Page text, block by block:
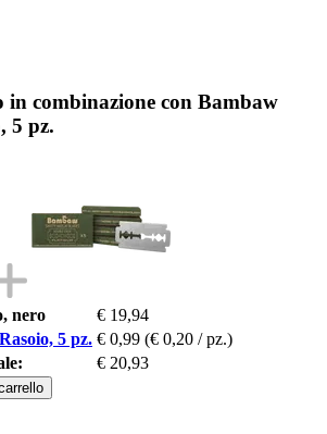
in combinazione con Bambaw
5 pz.
nero
€ 19,94
5 pz. € 0,99 (€ 0,20 / pz.)
€ 20,93